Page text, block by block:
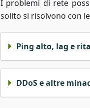
I problemi di rete
solito si risolvono con
Ping alto, lag e
DDoS e altre